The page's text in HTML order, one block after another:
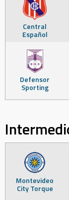
Central
Español
Defensor
Sporting
Montevideo
City Torque